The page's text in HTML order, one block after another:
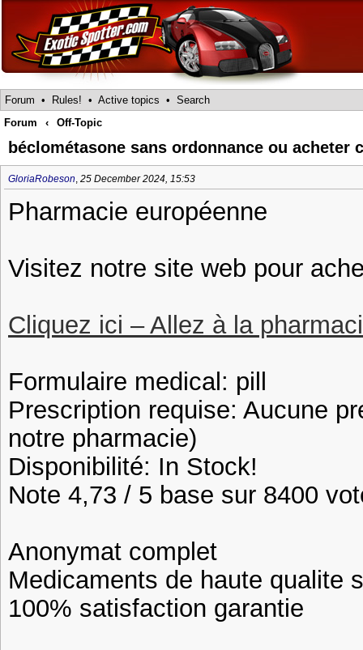
Forum • Rules! • Active topics • Search
Forum
‹ Off-Topic
béclométasone sans ordonnance ou acheter
GloriaRobeson, 25 December 2024, 15:53
Pharmacie européenne
Visitez notre site web pour
Cliquez ici – Allez à la
Formulaire medical: pill
Prescription requise: Aucune
notre pharmacie)
Disponibilité: In Stock!
Note 4,73 / 5 base sur 8400
Anonymat complet
Medicaments de haute qualite
100% satisfaction garantie